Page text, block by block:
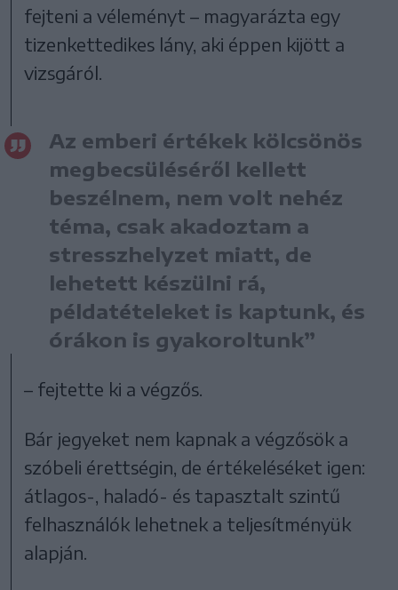
fejteni a véleményt – magyarázta egy
tizenkettedikes lány, aki éppen kijött a
vizsgáról.
Az emberi értékek kölcsönös
megbecsüléséről kellett
beszélnem, nem volt nehéz
téma, csak akadoztam a
stresszhelyzet miatt, de
lehetett készülni rá,
példatételeket is kaptunk, és
órákon is gyakoroltunk”
– fejtette ki a végzős.
Bár jegyeket nem kapnak a végzősök a
szóbeli érettségin, de értékeléséket igen:
átlagos-, haladó- és tapasztalt szintű
felhasználók lehetnek a teljesítményük
alapján.